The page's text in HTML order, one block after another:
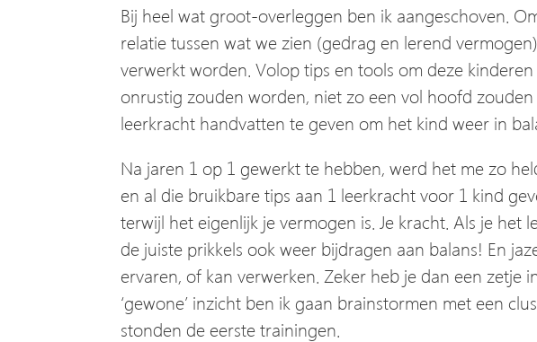
Bij heel wat groot-overleggen ben ik aangeschoven.
relatie tussen wat we zien (gedrag en lerend
verwerkt worden. Volop tips en tools om deze
onrustig zouden worden, niet zo een vol hoofd
leerkracht handvatten te geven om het kind weer in
Na jaren 1 op 1 gewerkt te hebben, werd het me zo
en al die bruikbare tips aan 1 leerkracht voor 1 kind
terwijl het eigenlijk je vermogen is. Je kracht. Als je
de juiste prikkels ook weer bijdragen aan balans! En
ervaren, of kan verwerken. Zeker heb je dan een
‘gewone’ inzicht ben ik gaan brainstormen met een
stonden de eerste trainingen.